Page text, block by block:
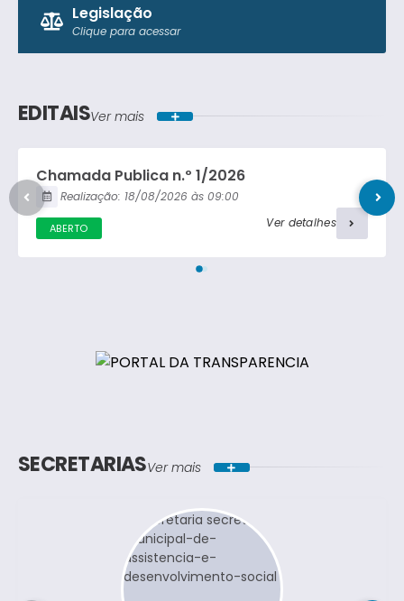
Tomada de Preço
Carta Convite
Legislação
Clique para acessar
Lei Ordinária
Portaria
EDITAISVer mais
Chamada Publica n.º 1/2026
ABERTO
Realização: 18/08/2026
09:00
Ver detalhes
SECRETARIASVer mais